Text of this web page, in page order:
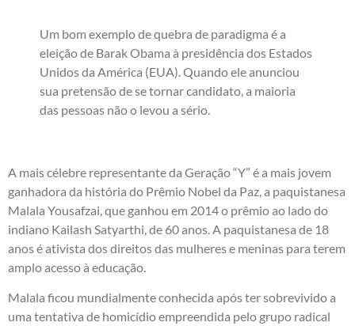
Um bom exemplo de quebra de paradigma é a
eleição de Barak Obama à presidência dos Estados
Unidos da América (EUA). Quando ele anunciou
sua pretensão de se tornar candidato, a maioria
das pessoas não o levou a sério.
A mais célebre representante da Geração “Y” é a mais jovem
ganhadora da história do Prêmio Nobel da Paz, a paquistanesa
Malala Yousafzai, que ganhou em 2014 o prêmio ao lado do
indiano Kailash Satyarthi, de 60 anos. A paquistanesa de 18
anos é ativista dos direitos das mulheres e meninas para terem
amplo acesso à educação.
Malala ficou mundialmente conhecida após ter sobrevivido a
uma tentativa de homicídio empreendida pelo grupo radical